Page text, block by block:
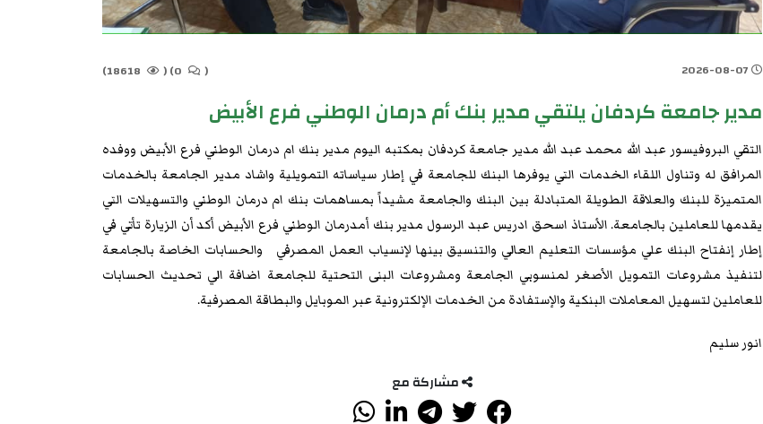
(
(
مدير جامعة كردفان يلتقي مدير بنك أم درمان الوطني فرع الأبيض
التقي البروفيسور عبد الله محمد عبد الله مدير جامعة كردفان بمكتبه اليوم مدير بنك ام درمان الوطني فرع الأبيض ووفده
المرافق له وتناول اللقاء الخدمات التي يوفرها البنك للجامعة في إطار سياساته التمويلية واشاد مدير الجامعة بالخدمات
المتميزة للبنك والعلاقة الطويلة المتبادلة بين البنك والجامعة مشيداً بمساهمات بنك ام درمان الوطني والتسهيلات التي
يقدمها للعاملين بالجامعة. الأستاذ اسحق ادريس عبد الرسول مدير بنك أمدرمان الوطني فرع الأبيض أكد أن الزيارة تأتي في
إطار إنفتاح البنك علي مؤسسات التعليم العالي والتنسيق بينها لإنسياب العمل المصرفي والحسابات الخاصة بالجامعة
لتنفيذ مشروعات التمويل الأصغر لمنسوبي الجامعة ومشروعات البنى التحتية للجامعة اضافة الي تحديث الحسابات
للعاملين لتسهيل المعاملات البنكية والإستفادة من الخدمات الإلكترونية عبر الموبايل والبطاقة المصرفية.
انور سليم
مشاركة مع